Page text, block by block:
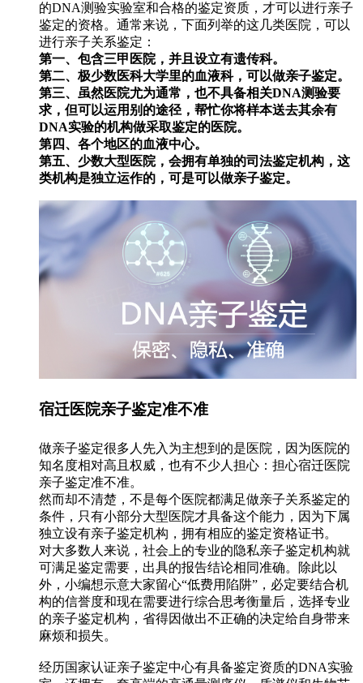
的DNA测验实验室和合格的鉴定资质，才可以进行亲子
鉴定的资格。通常来说，下面列举的这几类医院，可以
进行亲子关系鉴定：
第一、包含三甲医院，并且设立有遗传科。
第二、极少数医科大学里的血液科，可以做亲子鉴定。
第三、虽然医院尤为通常，也不具备相关DNA测验要
求，但可以运用别的途径，帮忙你将样本送去其余有
DNA实验的机构做采取鉴定的医院。
第四、各个地区的血液中心。
第五、少数大型医院，会拥有单独的司法鉴定机构，这
类机构是独立运作的，可是可以做亲子鉴定。
宿迁医院亲子鉴定准不准
做亲子鉴定很多人先入为主想到的是医院，因为医院的
知名度相对高且权威，也有不少人担心：担心宿迁医院
亲子鉴定准不准。
然而却不清楚，不是每个医院都满足做亲子关系鉴定的
条件，只有小部分大型医院才具备这个能力，因为下属
独立设有亲子鉴定机构，拥有相应的鉴定资格证书。
对大多数人来说，社会上的专业的隐私亲子鉴定机构就
可满足鉴定需要，出具的报告结论相同准确。除此以
外，小编想示意大家留心“低费用陷阱”，必定要结合机
构的信誉度和现在需要进行综合思考衡量后，选择专业
的亲子鉴定机构，省得因做出不正确的决定给自身带来
麻烦和损失。
经历国家认证亲子鉴定中心有具备鉴定资质的DNA实验